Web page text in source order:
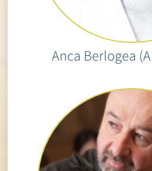
Anca Berlogea